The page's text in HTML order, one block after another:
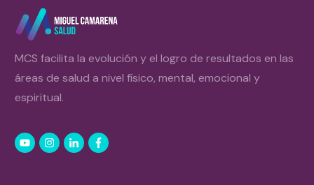
MCS facilita la evolución y el logro de resultados en las
áreas de salud a nivel físico, mental, emocional y
espiritual.